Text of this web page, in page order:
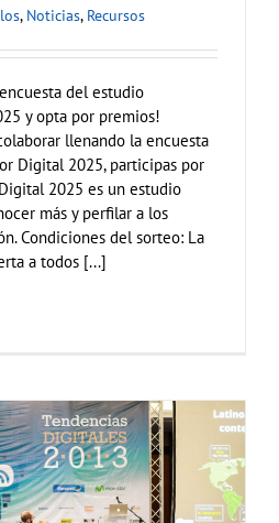
, Noticias, Recursos
del estudio
y opta por premios!
llenando la encuesta
Digital 2025, participas por
2025 es un estudio
más y perfilar a los
Condiciones del sorteo: La
a todos [...]